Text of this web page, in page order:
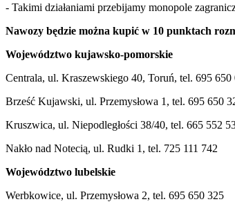
- Takimi działaniami przebijamy monopole
Nawozy będzie można kupić w 10 punktach
Województwo kujawsko-pomorskie
Centrala, ul. Kraszewskiego 40, Toruń, tel. 695
Brześć Kujawski, ul. Przemysłowa 1, tel. 695 650
Kruszwica, ul. Niepodległości 38/40, tel. 665 552
Nakło nad Notecią, ul. Rudki 1, tel. 725 111 742
Województwo lubelskie
Werbkowice, ul. Przemysłowa 2, tel. 695 650 325